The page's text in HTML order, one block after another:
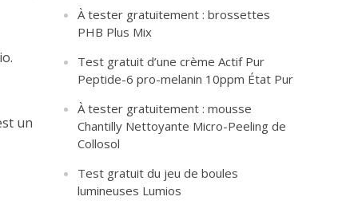
un
À tester gratuitement : brossettes
PHB Plus Mix
Test gratuit d’une crème Actif Pur
Peptide-6 pro-melanin 10ppm État Pur
À tester gratuitement : mousse
Chantilly Nettoyante Micro-Peeling de
Collosol
Test gratuit du jeu de boules
lumineuses Lumios